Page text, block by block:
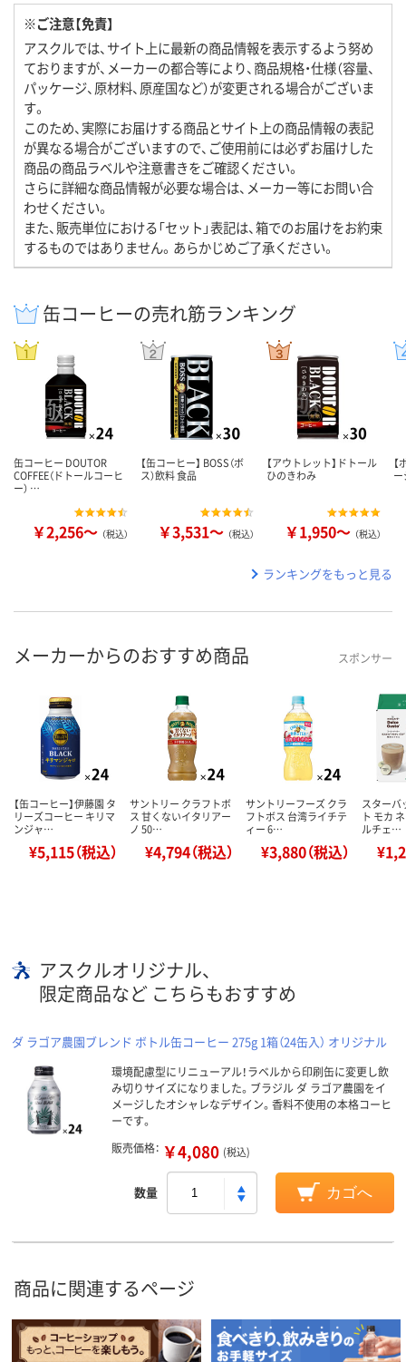
※ご注意【免責】
アスクルでは、サイト上に最新の商品情報を表示するよう努め
ておりますが、メーカーの都合等により、商品規格・仕様（容量、
パッケージ、原材料、原産国など）が変更される場合がございま
す。
このため、実際にお届けする商品とサイト上の商品情報の表記
が異なる場合がございますので、ご使用前には必ずお届けした
商品の商品ラベルや注意書きをご確認ください。
さらに詳細な商品情報が必要な場合は、メーカー等にお問い合
わせください。
また、販売単位における「セット」表記は、箱でのお届けをお約束
するものではありません。あらかじめご了承ください。
缶コーヒーの売れ筋ランキング
缶コーヒー DOUTOR
COFFEE（ドトールコーヒ
ー） …
￥2,256～ （税込）
【缶コーヒー】 BOSS（ボ
ス）飲料 食品
￥3,531～ （税込）
【アウトレット】ドトール
ひのきわみ
￥1,950～ （税込）
ランキングをもっと見る
メーカーからのおすすめ商品 スポンサー
【缶コーヒー】伊藤園 タ
リーズコーヒー キリマ
ンジャ…
¥5,115（税込）
サントリー クラフトボ
ス 甘くないイタリアー
ノ 50…
¥4,794（税込）
サントリーフーズ クラ
フトボス 台湾ライチテ
ィー 6…
¥3,880（税込）
スターバ
ト モカ
ルチェ…
アスクルオリジナル、
限定商品など こちらもおすすめ
ダ ラゴア農園ブレンド ボトル缶コーヒー 275g 1箱（24缶入） オリジナル
環境配慮型にリニューアル！ラベルから印刷缶に変更し飲
み切りサイズになりました。ブラジル ダ ラゴア農園をイ
メージしたオシャレなデザイン。香料不使用の本格コーヒ
ーです。
販売価格： ￥4,080 (税込)
数量 カゴへ
商品に関連するページ